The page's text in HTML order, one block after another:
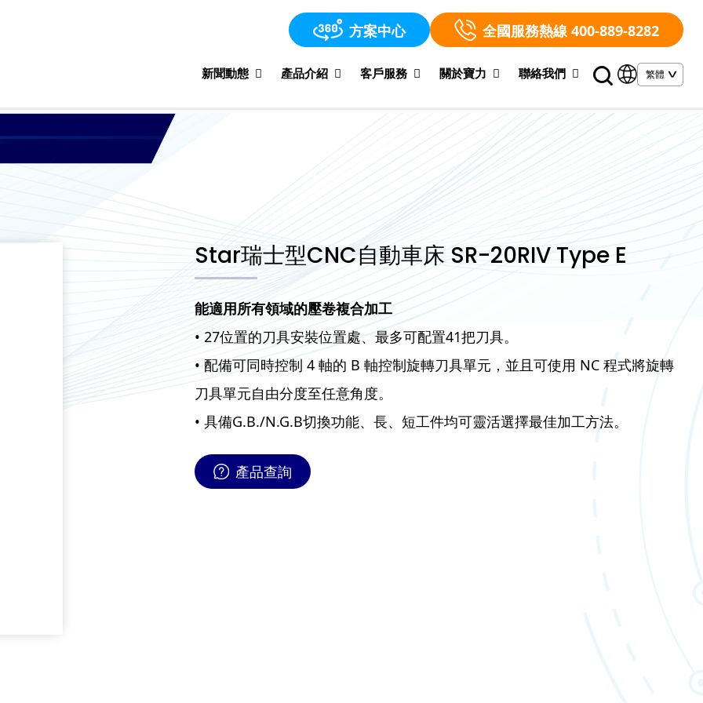
方案中心 全國服務熱線 400-889-8282
新聞動態 產品介紹 客戶服務 關於寶力 聯絡我們
Star瑞士型CNC自動車床 SR-20RIV Type E
能適用所有領域的壓卷複合加工
• 27位置的刀具安裝位置處、最多可配置41把刀具。
• 配備可同時控制 4 軸的 B 軸控制旋轉刀具單元，並且可使用 NC 程式將旋轉
刀具單元自由分度至任意角度。
• 具備G.B./N.G.B切換功能、長、短工件均可靈活選擇最佳加工方法。
產品查詢